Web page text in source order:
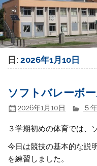
日:2026年1月10日
ソフトバレーボ
2026年1月10日 ５
３学期初めの体育では、
今日は競技の基本的な説
を練習しました。